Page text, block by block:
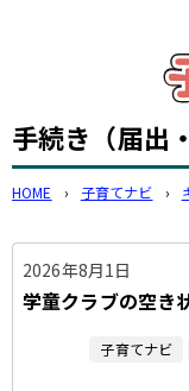
手続き（届出
HOME › 子育てナビ ›
2026年8月1日
学童クラブの空き
子育てナビ